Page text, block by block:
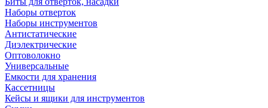
Наборы отверток
Наборы инструментов
Антистатические
Диэлектрические
Оптоволокно
Универсальные
Емкости для хранения
Кассетницы
Кейсы и ящики для инструментов